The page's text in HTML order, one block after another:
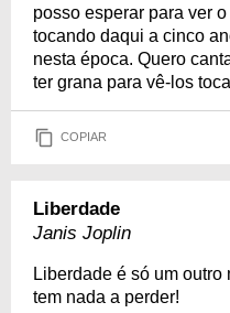
posso esperar para ver
tocando daqui a cinco
nesta época. Quero
ter grana para vê-los
COPIAR
Liberdade
Janis Joplin
Liberdade é só um
tem nada a perder!